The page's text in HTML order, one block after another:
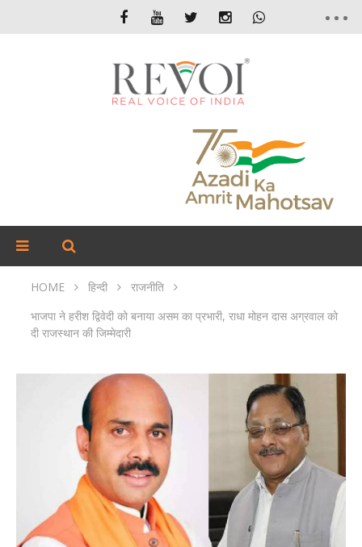
HOME हिन्दी
राजनीति
भाजपा ने हरीश द्विवेदी को बनाया असम का प्रभारी, राधा मोहन दास अग्रवाल को
दी राजस्थान की जिम्मेदारी